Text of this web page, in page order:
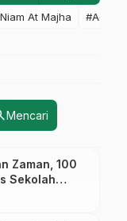
At Majha #Admin
Mencari
Zaman, 100
Sekolah
Ikuti